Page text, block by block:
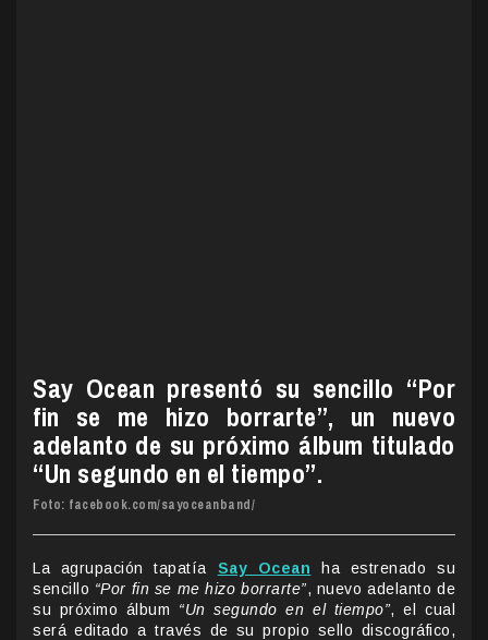
Say Ocean presentó su sencillo “Por
fin se me hizo borrarte”, un nuevo
adelanto de su próximo álbum titulado
“Un segundo en el tiempo”.
Foto: facebook.com/sayoceanband/
La agrupación tapatía Say Ocean ha estrenado su
sencillo “Por fin se me hizo borrarte”, nuevo adelanto de
su próximo álbum “Un segundo en el tiempo”, el cual
será editado a través de su propio sello discográfico,